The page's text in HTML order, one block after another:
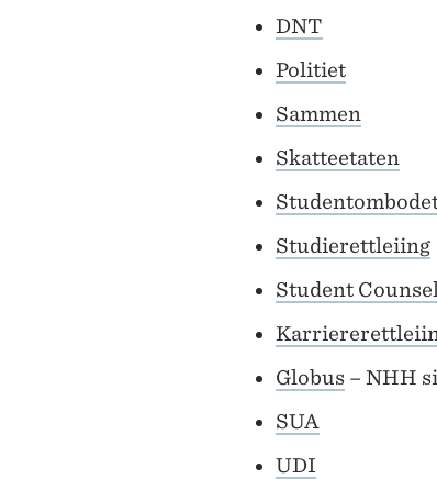
DNT
Politiet
Sammen
Skatteetaten
Studierettleiing
Student
Globus – NHH
SUA
UDI